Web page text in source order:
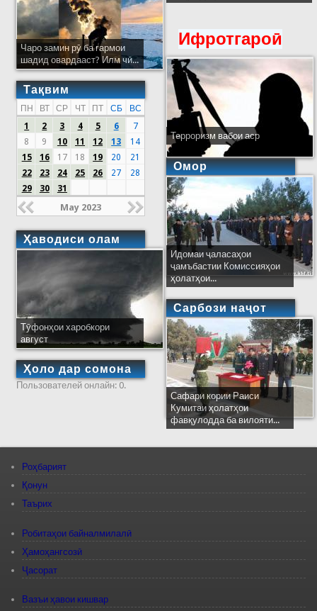
Чаро замин рӯ ба гармои
шадид овардааст? Илм чӣ...
Тақвим
ПН ВТ СР ЧТ ПТ СБ
ВС
1
2 3 4 5 6
7
8
9 10 11 12 13
14
15
16 17 18 19 20
21
22
23 24 25 26 27
28
29
30 31
May 2023
Ҳаводиси олам
Тӯфонҳои харобкори
август
Ҳоло дар сомона
Пользователей онлайн: 0.
Ифротгароӣ
Терроризм вабои аср
Омор
Идомаи ҷаласаҳои
ҷамъбастии Комиссияҳои
ҳолатҳои...
Сарбози наҷот
Сафари кории Раиси
Кумитаи ҳолатҳои
фавқулодда ба вилояти...
Роҳбарият
Қонун
Таърих
Робитаҳои байналмилалӣ
Ҳамоҳангсозӣ
Ҷасорат
Вазъи ҳавои кишвар